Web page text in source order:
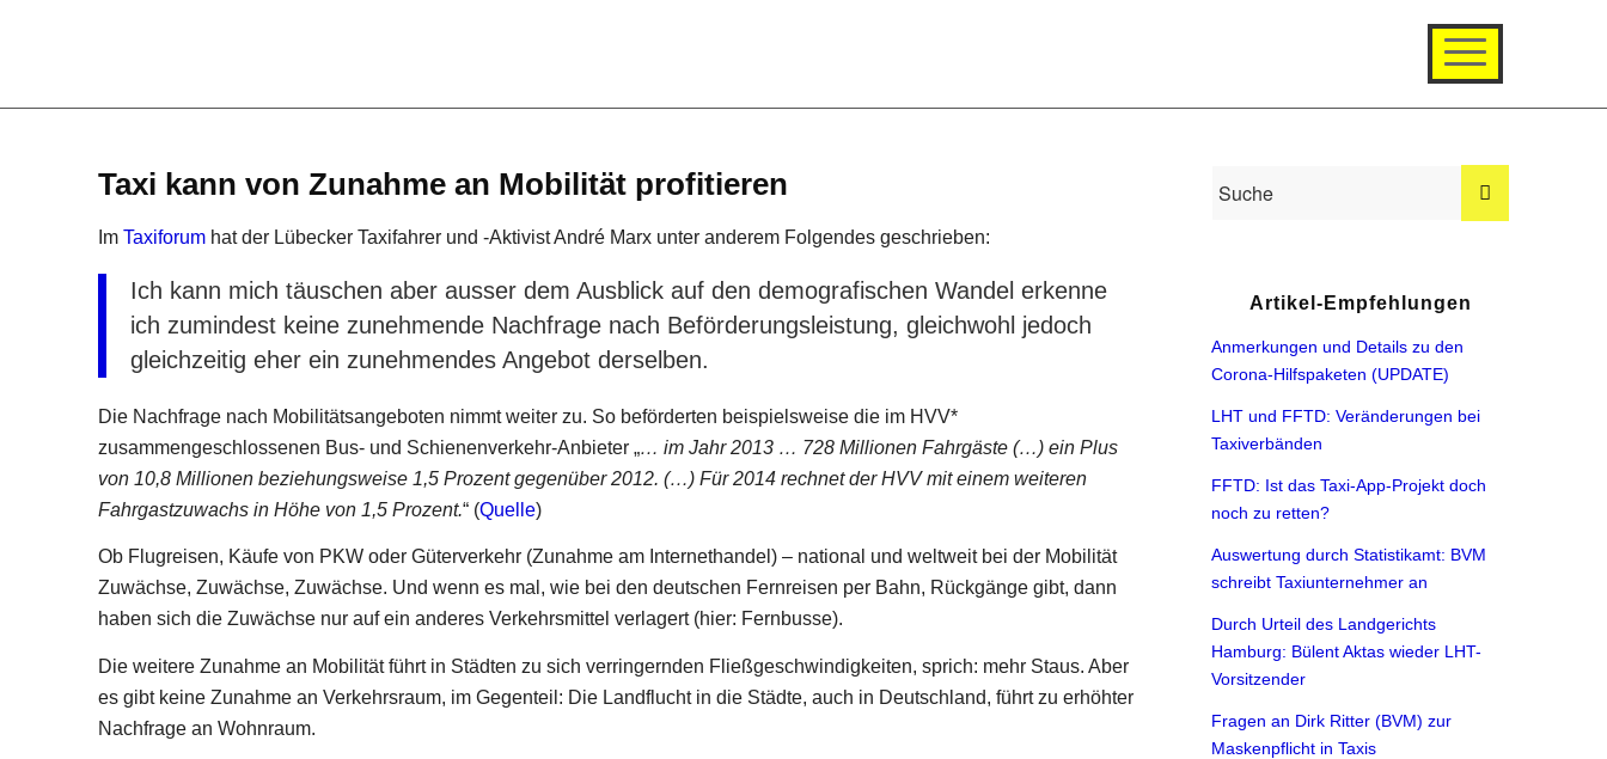
Taxi kann von Zunahme an Mobilität profitieren
Im Taxiforum hat der Lübecker Taxifahrer und -Aktivist André Marx unter anderem Folgendes geschrieben:
Ich kann mich täuschen aber ausser dem Ausblick auf den demografischen Wandel erkenne
ich zumindest keine zunehmende Nachfrage nach Beförderungsleistung, gleichwohl jedoch
gleichzeitig eher ein zunehmendes Angebot derselben.
Die Nachfrage nach Mobilitätsangeboten nimmt weiter zu. So beförderten beispielsweise die im HVV*
zusammengeschlossenen Bus- und Schienenverkehr-Anbieter „… im Jahr 2013 … 728 Millionen Fahrgäste (…) ein Plus
von 10,8 Millionen beziehungsweise 1,5 Prozent gegenüber 2012. (…) Für 2014 rechnet der HVV mit einem weiteren
Fahrgastzuwachs in Höhe von 1,5 Prozent.“ (Quelle)
Ob Flugreisen, Käufe von PKW oder Güterverkehr (Zunahme am Internethandel) – national und weltweit bei der Mobilität
Zuwächse, Zuwächse, Zuwächse. Und wenn es mal, wie bei den deutschen Fernreisen per Bahn, Rückgänge gibt, dann
haben sich die Zuwächse nur auf ein anderes Verkehrsmittel verlagert (hier: Fernbusse).
Die weitere Zunahme an Mobilität führt in Städten zu sich verringernden Fließgeschwindigkeiten, sprich: mehr Staus. Aber
es gibt keine Zunahme an Verkehrsraum, im Gegenteil: Die Landflucht in die Städte, auch in Deutschland, führt zu erhöhter
Nachfrage an Wohnraum.
Artikel-Empfehlungen
Anmerkungen und Details zu den
Corona-Hilfspaketen (UPDATE)
LHT und FFTD: Veränderungen bei
Taxiverbänden
FFTD: Ist das Taxi-App-Projekt doch
noch zu retten?
Auswertung durch Statistikamt: BVM
schreibt Taxiunternehmer an
Durch Urteil des Landgerichts
Hamburg: Bülent Aktas wieder LHT-
Vorsitzender
Fragen an Dirk Ritter (BVM) zur
Maskenpflicht in Taxis